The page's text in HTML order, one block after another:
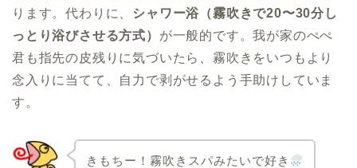
ります。代わりに、
シャワー浴（霧吹きで20〜30分し
っとり浴びさせる方式） が一般的です。我が家のぺぺ
君も指先の皮残りに気づいたら、霧吹きをいつもより
念入りに当てて、自力で剥がせるよう手助けしていま
す。
きもちー！霧吹きスパみたいで好き